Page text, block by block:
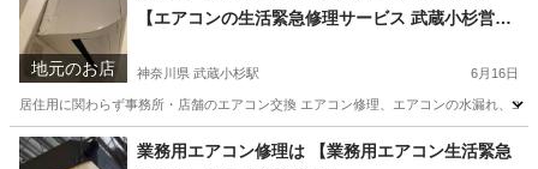
地元のお店
【エアコンの生活緊急修理サービス 武蔵小杉営業
神奈川県 武蔵小杉駅 6月16日
居住用に関わらず事務所・店舗のエアコン交換 エアコン修理、エアコンの水漏れ、
神奈川 川崎市 武蔵小杉駅 その他 神奈川
業務用エアコン修理は 【業務用エアコン生活緊急